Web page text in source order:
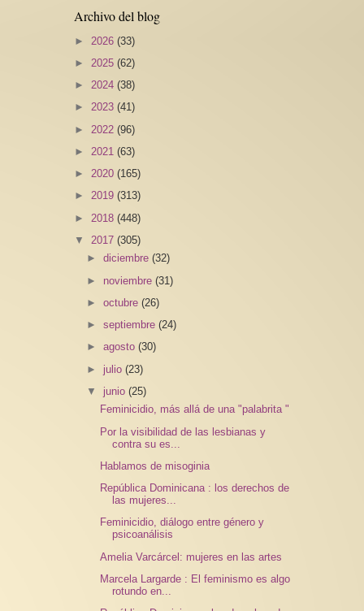
Archivo del blog
► 2026 (33)
► 2025 (62)
► 2024 (38)
► 2023 (41)
► 2022 (96)
► 2021 (63)
► 2020 (165)
► 2019 (313)
► 2018 (448)
▼ 2017 (305)
►diciembre(32)
► noviembre(31)
►octubre(26)
►septiembre(24)
►agosto(30)
► julio(23)
▼ junio(25)
Feminicidio, más allá de una "palabrita "
Por la visibilidad de las lesbianas y
contra su es...
Hablamos de misoginia
República Dominicana : los derechos de
las mujeres...
Feminicidio, diálogo entre género y
psicoanálisis
Amelia Varcárcel: mujeres en las artes
Marcela Largarde : El feminismo es algo
rotundo en...